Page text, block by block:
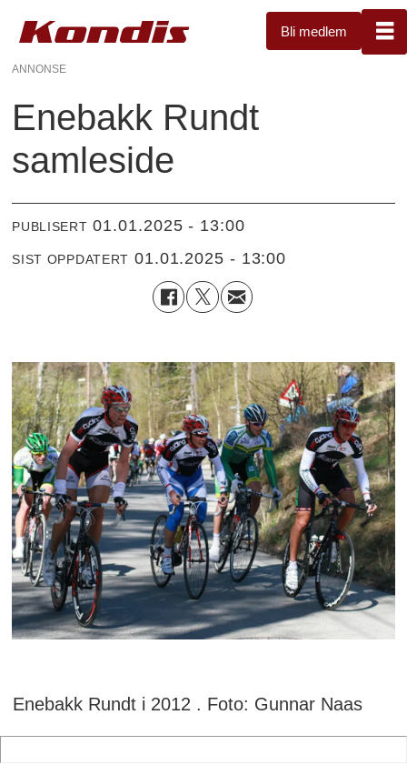
Bli medlem
ANNONSE
Enebakk Rundt
samleside
PUBLISERT 01.01.2025 - 13:00
SIST OPPDATERT 01.01.2025 - 13:00
Enebakk Rundt i 2012 . Foto: Gunnar Naas